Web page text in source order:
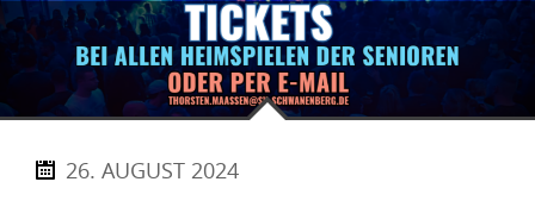
26. AUGUST 2024